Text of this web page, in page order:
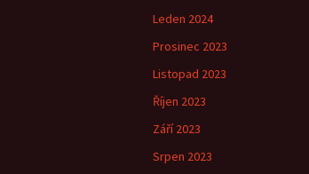
Leden 2024
Prosinec 2023
Listopad 2023
Říjen 2023
Září 2023
Srpen 2023